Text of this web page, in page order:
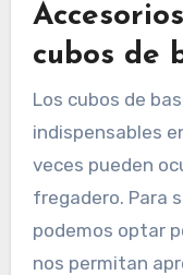
cubos de
Los cubos de
indispensables
veces pueden
fregadero. Para
podemos optar
nos permitan